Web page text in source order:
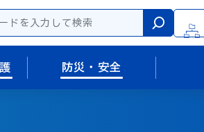
検索
防災・安全